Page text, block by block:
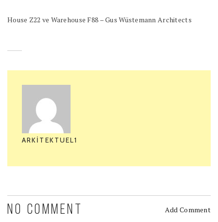
House Z22 ve Warehouse F88 – Gus Wüstemann Architects
ARKITEKTUEL1
NO COMMENT Add Comment